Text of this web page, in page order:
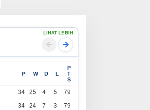
BACOK HINGGA TEWAS! Polres
Garut Ringkus Pelaku
Penganiayaan Brutal di
Banyuresmi, Terancam 10 Tahun
Penjara
LIHAT LEBIH
P W D L
P
T
S
34 25 4 5
79
34 24 7 3
79